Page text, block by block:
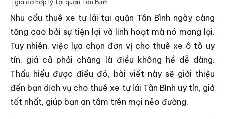
giá cả hợp lý tại quận Tân Bình
Nhu cầu thuê xe tự lái tại quận Tân Bình ngày càng
tăng cao bởi sự tiện lợi và linh hoạt mà nó mang lại.
Tuy nhiên, việc lựa chọn đơn vị cho thuê xe ô tô uy
tín, giá cả phải chăng là điều không hề dễ dàng.
Thấu hiểu được điều đó, bài viết này sẽ giới thiệu
đến bạn dịch vụ cho thuê xe tự lái Tân Bình uy tín, giá
tốt nhất, giúp bạn an tâm trên mọi nẻo đường.